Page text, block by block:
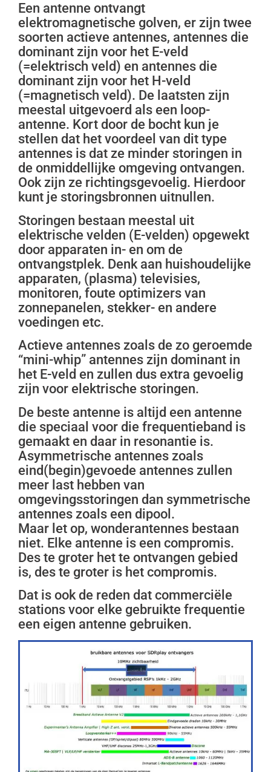
Een antenne ontvangt
elektromagnetische golven, er zijn twee
soorten actieve antennes, antennes die
dominant zijn voor het E-veld
(=elektrisch veld) en antennes die
dominant zijn voor het H-veld
(=magnetisch veld). De laatsten zijn
meestal uitgevoerd als een loop-
antenne. Kort door de bocht kun je
stellen dat het voordeel van dit type
antennes is dat ze minder storingen in
de onmiddellijke omgeving ontvangen.
Ook zijn ze richtingsgevoelig. Hierdoor
kunt je storingsbronnen uitnullen.
Storingen bestaan meestal uit
elektrische velden (E-velden) opgewekt
door apparaten in- en om de
ontvangstplek. Denk aan huishoudelijke
apparaten, (plasma) televisies,
monitoren, foute optimizers van
zonnepanelen, stekker- en andere
voedingen etc.
Actieve antennes zoals de zo geroemde
“mini-whip” antennes zijn dominant in
het E-veld en zullen dus extra gevoelig
zijn voor elektrische storingen.
De beste antenne is altijd een antenne
die speciaal voor die frequentieband is
gemaakt en daar in resonantie is.
Asymmetrische antennes zoals
eind(begin)gevoede antennes zullen
meer last hebben van
omgevingsstoringen dan symmetrische
antennes zoals een dipool.
Maar let op, wonderantennes bestaan
niet. Elke antenne is een compromis.
Des te groter het te ontvangen gebied
is, des te groter is het compromis.
Dat is ook de reden dat commerciële
stations voor elke gebruikte frequentie
een eigen antenne gebruiken.